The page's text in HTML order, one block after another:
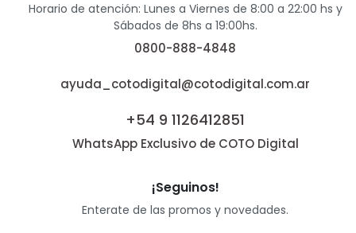
Horario de atención: Lunes a Viernes de 8:00 a 22:00 hs y
Sábados de 8hs a 19:00hs.
0800-888-4848
ayuda_cotodigital@cotodigital.com.ar
+54 9 1126412851
WhatsApp Exclusivo de COTO Digital
¡Seguinos!
Enterate de las promos y novedades.